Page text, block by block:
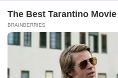
© 2026 iBilingua
Політика конфіденційності та
сайтом (Privacy Policy)